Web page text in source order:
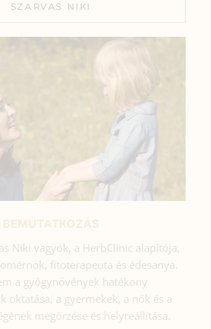
SZARVAS NIKI
Niki vagyok, a HerbClinic alapítója,
fitoterapeuta és édesanya.
a gyógynövények hatékony
oktatása, a gyermekek, a nők és a
megőrzése és helyreállítása.